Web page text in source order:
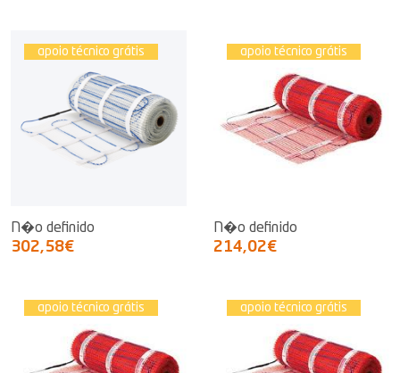
apoio técnico grátis
N�o definido
302,58€
apoio técnico grátis
N�o definido
214,02€
apoio técnico grátis apoio técnico grátis